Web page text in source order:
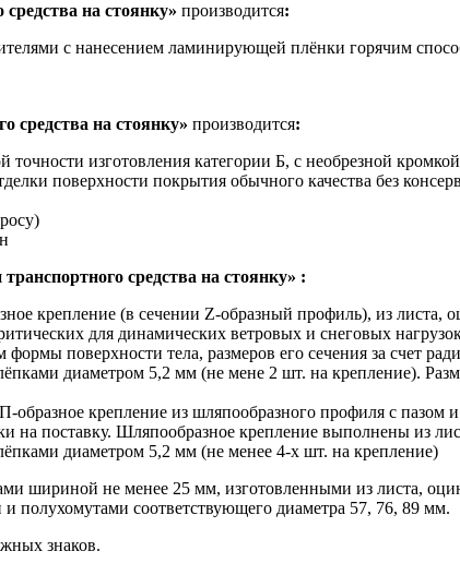
на стоянку» производится:
с нанесением ламинирующей плёнки горячим
средства на стоянку» производится:
точности изготовления категории Б, с необрезной
поверхности покрытия обычного качества без
средства на стоянку» :
крепление (в сечении Z-образный профиль), из
для динамических ветровых и снеговых
поверхности тела, размеров его сечения за счет
диаметром 5,2 мм (не мене 2 шт. на крепление).
образное крепление из шляпообразного профиля с
на поставку. Шляпообразное крепление выполнены из
диаметром 5,2 мм (не менее 4-х шт. на крепление)
шириной не менее 25 мм, изготовленными из листа,
полухомутами соответствующего диаметра 57, 76, 89 мм.
знаков.